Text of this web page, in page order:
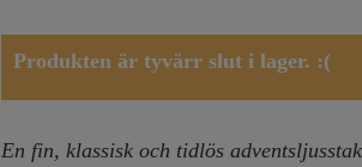
Produkten är tyvärr slut i lager. :(
En fin, klassisk och tidlös